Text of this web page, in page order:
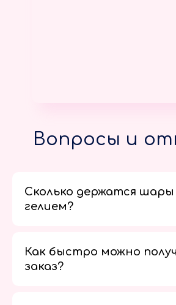
Вопросы и
Сколько держатся шары
гелием?
Как быстро можно
заказ?